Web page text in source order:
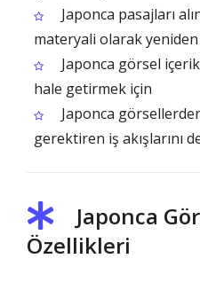
Japonca pasajları
materyali olarak
Japonca görsel
hale getirmek için
Japonca
gerektiren iş akışlarını
Japonca
Özellikleri